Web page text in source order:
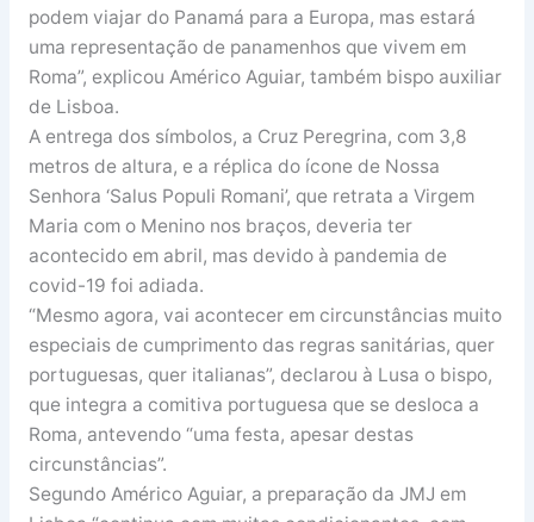
podem viajar do Panamá para a Europa, mas estará
uma representação de panamenhos que vivem em
Roma”, explicou Américo Aguiar, também bispo auxiliar
de Lisboa.
A entrega dos símbolos, a Cruz Peregrina, com 3,8
metros de altura, e a réplica do ícone de Nossa
Senhora ‘Salus Populi Romani’, que retrata a Virgem
Maria com o Menino nos braços, deveria ter
acontecido em abril, mas devido à pandemia de
covid-19 foi adiada.
“Mesmo agora, vai acontecer em circunstâncias muito
especiais de cumprimento das regras sanitárias, quer
portuguesas, quer italianas”, declarou à Lusa o bispo,
que integra a comitiva portuguesa que se desloca a
Roma, antevendo “uma festa, apesar destas
circunstâncias”.
Segundo Américo Aguiar, a preparação da JMJ em